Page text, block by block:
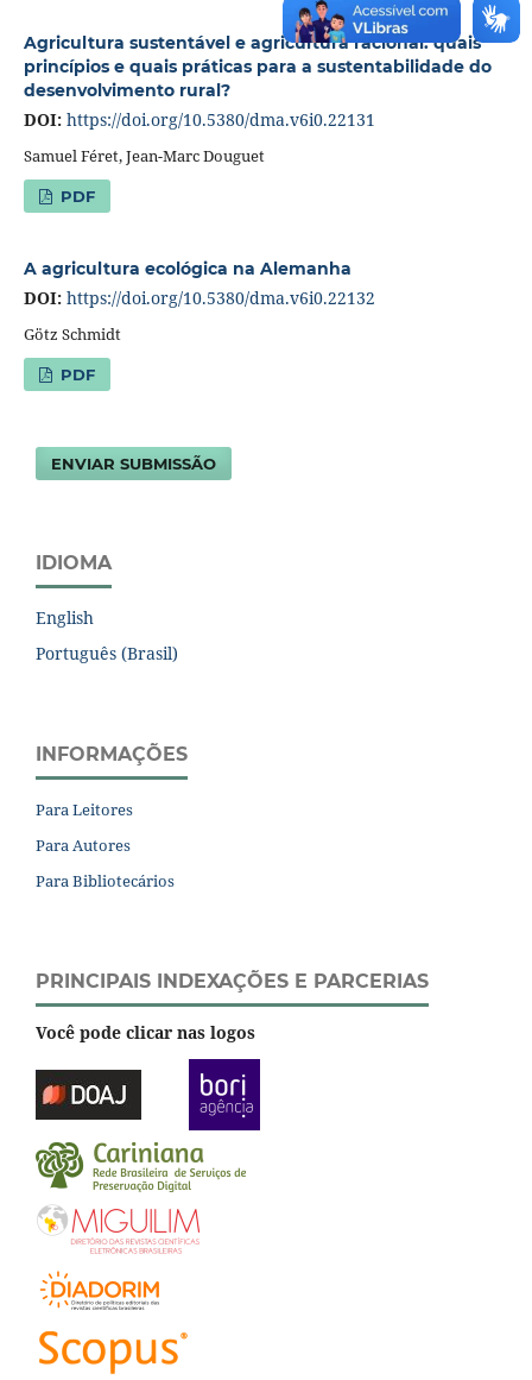
Agricultura sustentável e agricultura racional: quais
princípios e quais práticas para a sustentabilidade do
desenvolvimento rural?
DOI: https://doi.org/10.5380/dma.v6i0.22131
Samuel Féret, Jean-Marc Douguet
PDF
A agricultura ecológica na Alemanha
DOI: https://doi.org/10.5380/dma.v6i0.22132
Götz Schmidt
PDF
ENVIAR SUBMISSÃO
IDIOMA
English
Português (Brasil)
INFORMAÇÕES
Para Leitores
Para Autores
Para Bibliotecários
PRINCIPAIS INDEXAÇÕES E PARCERIAS
Você pode clicar nas logos